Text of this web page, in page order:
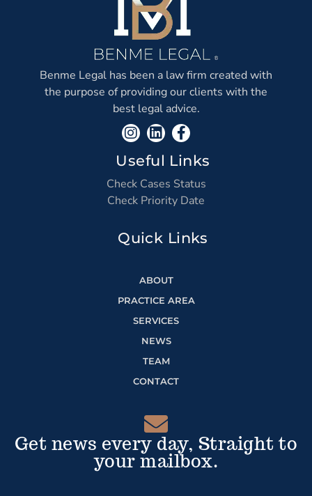
Benme Legal has been a law firm created with
the purpose of providing our clients with the
best legal advice.
Useful Links
Check Cases Status
Check Priority Date
Quick Links
ABOUT
PRACTICE AREA
SERVICES
NEWS
TEAM
CONTACT
Get news every day, Straight to
your mailbox.